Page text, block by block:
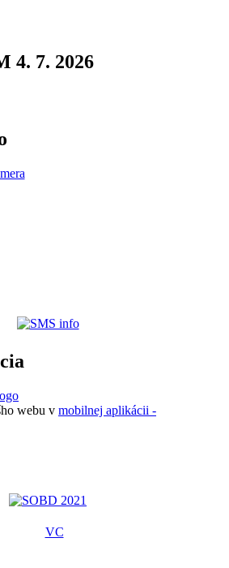
4. 7. 2026
webu v mobilnej aplikácii -